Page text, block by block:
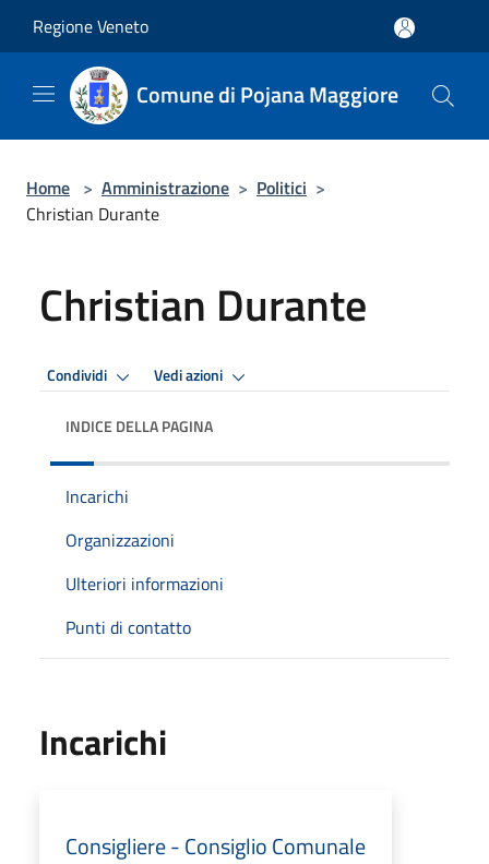
Regione Veneto
Comune di Pojana Maggiore
Home > Amministrazione > Politici >
Christian Durante
Christian Durante
Condividi Vedi azioni
INDICE DELLA PAGINA
Incarichi
Organizzazioni
Ulteriori informazioni
Punti di contatto
Incarichi
Consigliere - Consiglio Comunale